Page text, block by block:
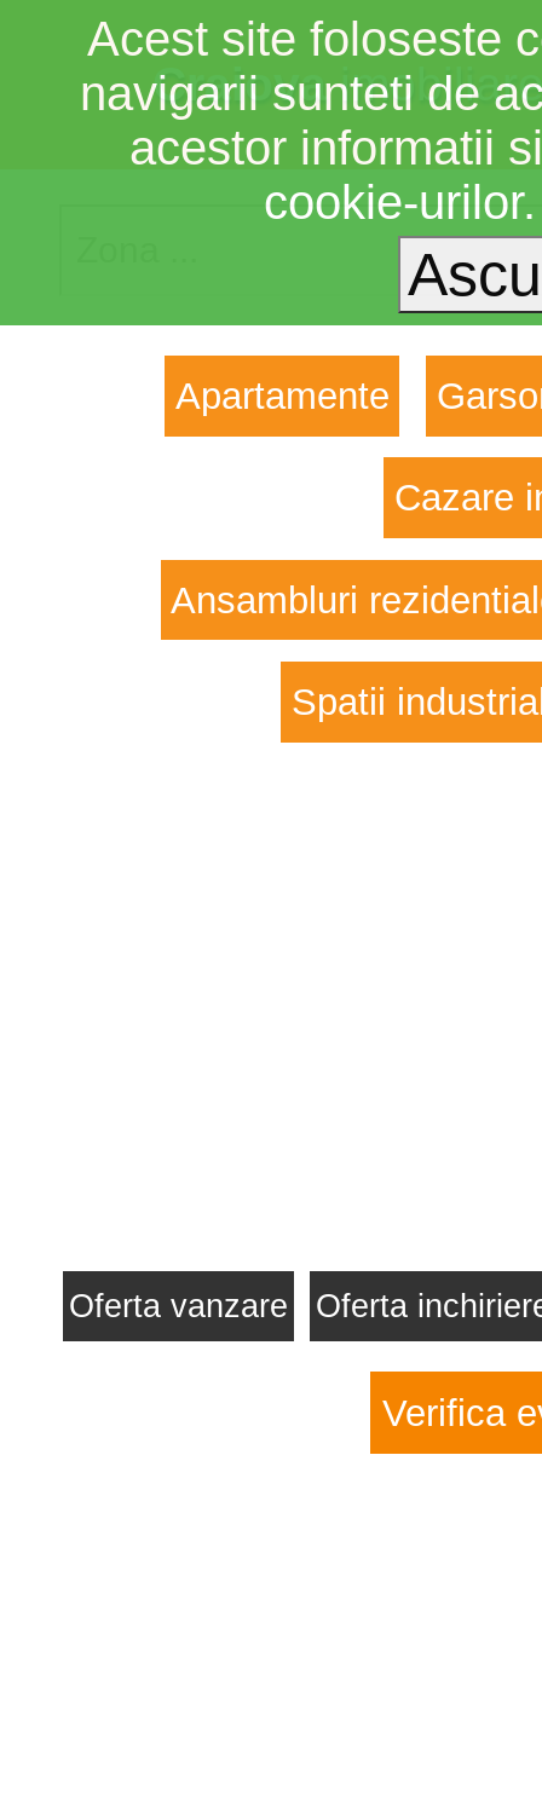
Craiova
Apartamente
Cazare
Ansambluri
Spatii
Oferta vanzare Oferta
Verifica
Acest site foloseste
navigarii sunteti de
acestor informatii
cookie-